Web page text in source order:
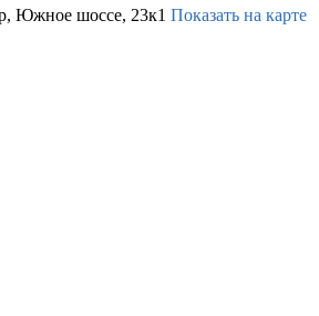
Южное шоссе, 23к1 Показать на карте